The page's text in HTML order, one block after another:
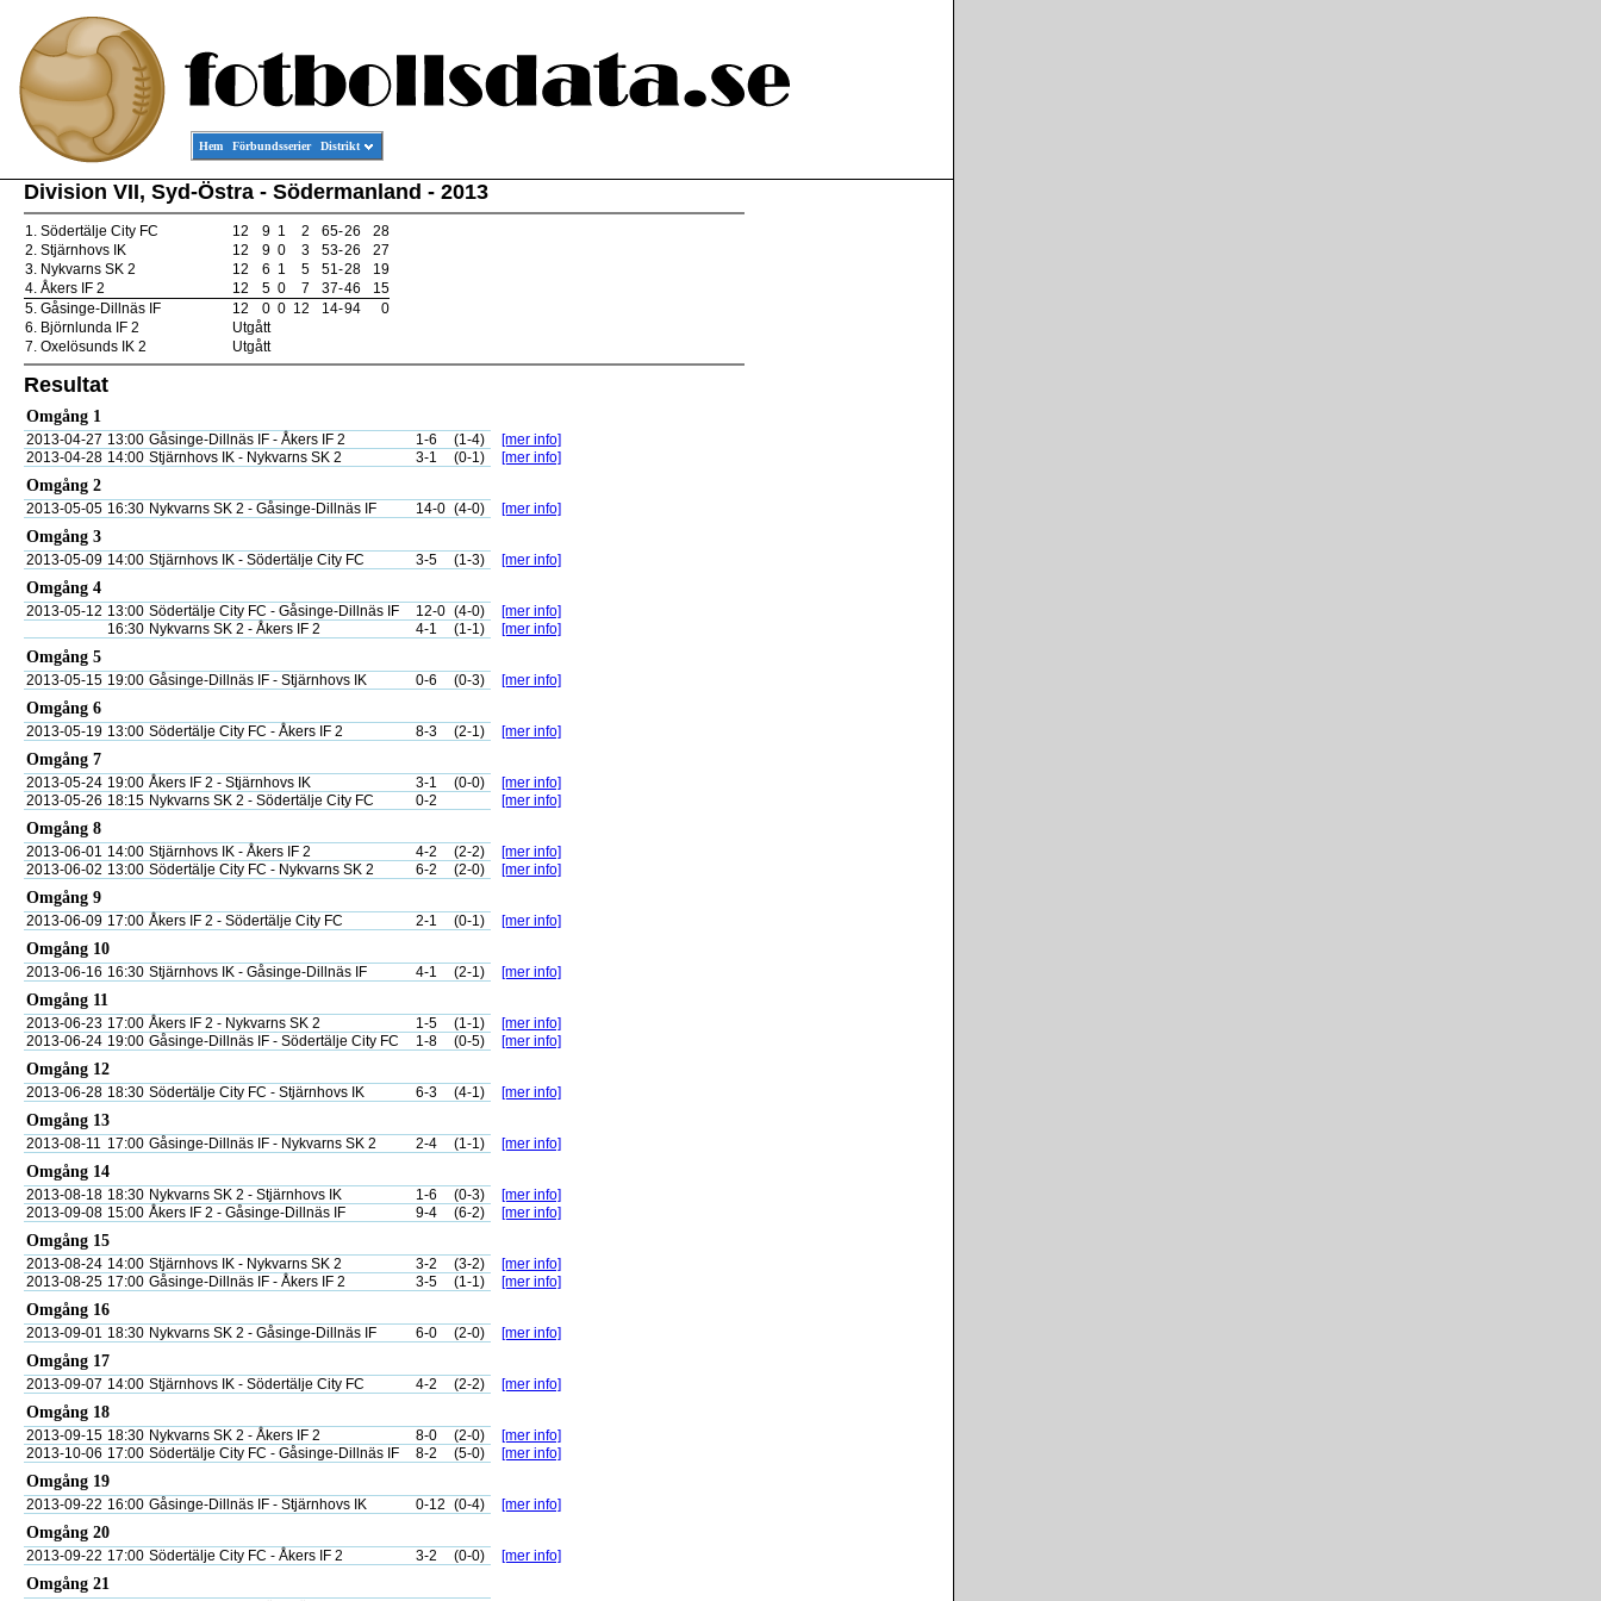
Hem Förbundsserier Distrikt
Division VII, Syd-Östra - Södermanland - 2013
1. Södertälje City FC 12 9 1 2 65-26
28
2. Stjärnhovs IK 12 9 0 3 53-26
27
3. Nykvarns SK 2 12 6 1 5 51-28
19
4. Åkers IF 2 12 5 0 7 37-46
15
5. Gåsinge-Dillnäs IF 12 0 0 12 14-94
0
6. Björnlunda IF 2
Utgått
7. Oxelösunds IK 2 Utgått
Resultat
Omgång 1
2013-04-27 13:00 Gåsinge-Dillnäs IF - Åkers IF 2 1-6 (1-4)
[mer info]
2013-04-28 14:00 Stjärnhovs IK - Nykvarns SK 2 3-1 (0-1) [mer info]
Omgång 2
2013-05-05 16:30 Nykvarns SK 2 - Gåsinge-Dillnäs IF 14-0 (4-0) [mer info]
Omgång 3
2013-05-09 14:00 Stjärnhovs IK - Södertälje City FC 3-5 (1-3) [mer info]
Omgång 4
2013-05-12 13:00 Södertälje City FC - Gåsinge-Dillnäs IF 12-0 (4-0)
[mer info]
16:30 Nykvarns SK 2 - Åkers IF 2 4-1 (1-1) [mer info]
Omgång 5
2013-05-15 19:00 Gåsinge-Dillnäs IF - Stjärnhovs IK 0-6 (0-3) [mer info]
Omgång 6
2013-05-19 13:00 Södertälje City FC - Åkers IF 2 8-3 (2-1) [mer info]
Omgång 7
2013-05-24 19:00 Åkers IF 2 - Stjärnhovs IK 3-1 (0-0)
[mer info]
2013-05-26 18:15 Nykvarns SK 2 - Södertälje City FC 0-2 [mer info]
Omgång 8
2013-06-01 14:00 Stjärnhovs IK - Åkers IF 2 4-2 (2-2)
[mer info]
2013-06-02 13:00 Södertälje City FC - Nykvarns SK 2 6-2 (2-0) [mer info]
Omgång 9
2013-06-09 17:00 Åkers IF 2 - Södertälje City FC 2-1 (0-1) [mer info]
Omgång 10
2013-06-16 16:30 Stjärnhovs IK - Gåsinge-Dillnäs IF 4-1 (2-1) [mer info]
Omgång 11
2013-06-23 17:00 Åkers IF 2 - Nykvarns SK 2 1-5 (1-1)
[mer info]
2013-06-24 19:00 Gåsinge-Dillnäs IF - Södertälje City FC 1-8 (0-5) [mer info]
Omgång 12
2013-06-28 18:30 Södertälje City FC - Stjärnhovs IK 6-3 (4-1) [mer info]
Omgång 13
2013-08-11 17:00 Gåsinge-Dillnäs IF - Nykvarns SK 2 2-4 (1-1) [mer info]
Omgång 14
2013-08-18 18:30 Nykvarns SK 2 - Stjärnhovs IK 1-6 (0-3)
[mer info]
2013-09-08 15:00 Åkers IF 2 - Gåsinge-Dillnäs IF 9-4 (6-2) [mer info]
Omgång 15
2013-08-24 14:00 Stjärnhovs IK - Nykvarns SK 2 3-2 (3-2)
[mer info]
2013-08-25 17:00 Gåsinge-Dillnäs IF - Åkers IF 2 3-5 (1-1) [mer info]
Omgång 16
2013-09-01 18:30 Nykvarns SK 2 - Gåsinge-Dillnäs IF 6-0 (2-0) [mer info]
Omgång 17
2013-09-07 14:00 Stjärnhovs IK - Södertälje City FC 4-2 (2-2) [mer info]
Omgång 18
2013-09-15 18:30 Nykvarns SK 2 - Åkers IF 2 8-0 (2-0)
[mer info]
2013-10-06 17:00 Södertälje City FC - Gåsinge-Dillnäs IF 8-2 (5-0) [mer info]
Omgång 19
2013-09-22 16:00 Gåsinge-Dillnäs IF - Stjärnhovs IK 0-12 (0-4) [mer info]
Omgång 20
2013-09-22 17:00 Södertälje City FC - Åkers IF 2 3-2 (0-0) [mer info]
Omgång 21